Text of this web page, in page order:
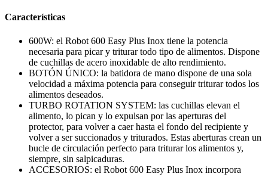
Características
600W: el Robot 600 Easy Plus Inox tiene la potencia
necesaria para picar y triturar todo tipo de alimentos. Dispone
de cuchillas de acero inoxidable de alto rendimiento.
BOTÓN ÚNICO: la batidora de mano dispone de una sola
velocidad a máxima potencia para conseguir triturar todos los
alimentos deseados.
TURBO ROTATION SYSTEM: las cuchillas elevan el
alimento, lo pican y lo expulsan por las aperturas del
protector, para volver a caer hasta el fondo del recipiente y
volver a ser succionados y triturados. Estas aberturas crean un
bucle de circulación perfecto para triturar los alimentos y,
siempre, sin salpicaduras.
ACCESORIOS: el Robot 600 Easy Plus Inox incorpora